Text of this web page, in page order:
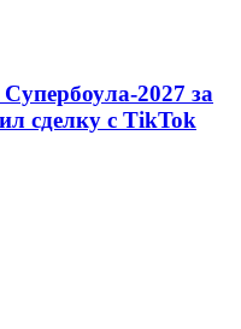
2027 за
сделку с TikTok